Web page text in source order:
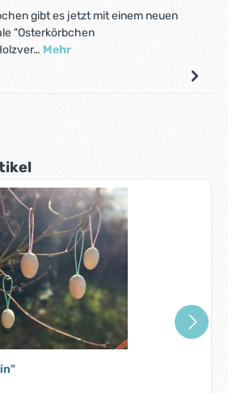
gibt es jetzt mit einem neuen
"Osterkörbchen
Mehr